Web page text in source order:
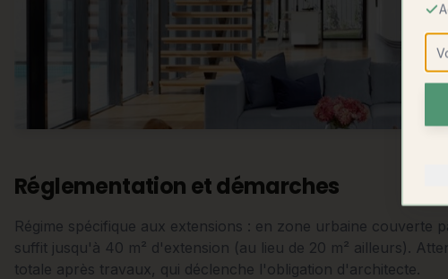
Réglementation et démarches
Régime spécifique aux extensions : en zone urbaine couverte
suffit jusqu'à 40 m² d'extension (au lieu de 20 m² ailleurs).
totale après travaux, qui déclenche l'obligation d'architecte.